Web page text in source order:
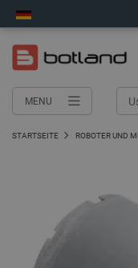
MENU
STARTSEITE ROBOTER UND